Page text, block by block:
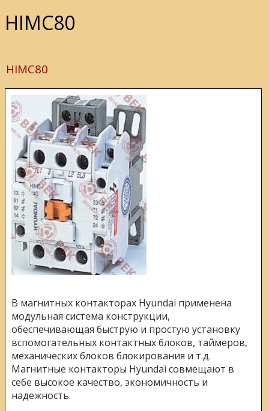
HIMC80
HIMC80
В магнитных контакторах Hyundai применена
модульная система конструкции,
обеспечивающая быструю и простую установку
вспомогательных контактных блоков, таймеров,
механических блоков блокирования и т.д.
Магнитные контакторы Hyundai совмещают в
себе высокое качество, экономичность и
надежность.